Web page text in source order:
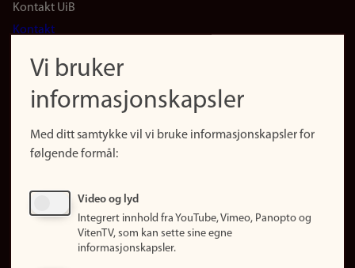
Footer
(no)
Kontakt UiB
Kontakt
Finn forsker
Presse
Finn studier
Ledige stillinger
Vi bruker
informasjonskapsler
Med ditt samtykke vil vi bruke informasjonskapsler for
følgende formål:
Video og lyd
Integrert innhold fra YouTube, Vimeo, Panopto og
VitenTV, som kan sette sine egne
informasjonskapsler.